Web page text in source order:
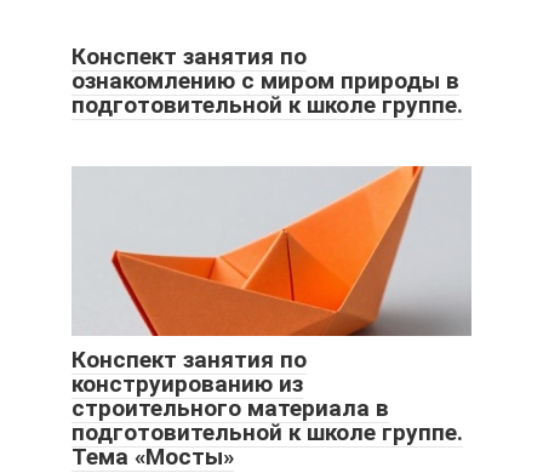
Конспект занятия по
ознакомлению с миром природы в
подготовительной к школе группе.
Конспект занятия по
конструированию из
строительного материала в
подготовительной к школе группе.
Тема «Мосты»